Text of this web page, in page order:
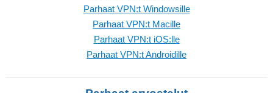
Parhaat VPN:t Windowsille
Parhaat VPN:t Macille
Parhaat VPN:t iOS:lle
Parhaat VPN:t Androidille